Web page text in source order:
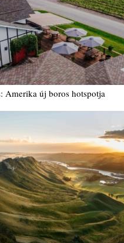
Amerika új boros hotspotja